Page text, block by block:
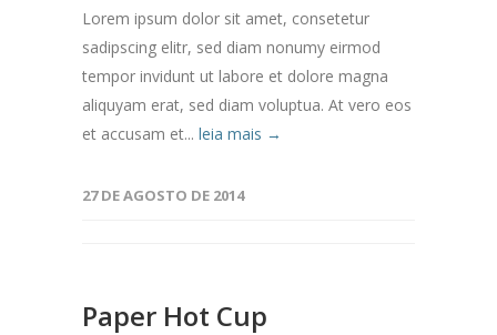
Lorem ipsum dolor sit amet, consetetur
sadipscing elitr, sed diam nonumy eirmod
tempor invidunt ut labore et dolore magna
aliquyam erat, sed diam voluptua. At vero eos
et accusam et... leia mais →
27 DE AGOSTO DE 2014
Paper Hot Cup